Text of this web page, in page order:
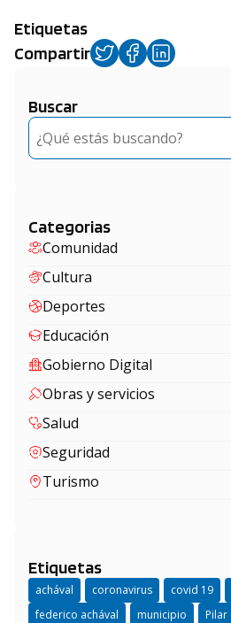
Etiquetas
Compartir
Buscar
Buscar
Categorias
Comunidad
Cultura
Deportes
Educación
Gobierno Digital
Obras y servicios
Salud
Seguridad
Turismo
Etiquetas
achával coronavirus covid 19
federico achával
municipio Pilar